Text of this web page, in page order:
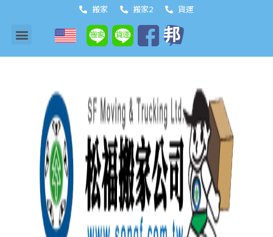
搬家 搬家2 貨運